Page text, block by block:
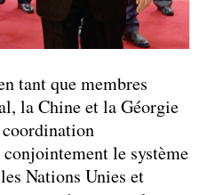
tant que membres
la Chine et la Géorgie
le système
Nations Unies et